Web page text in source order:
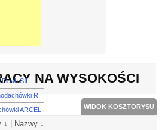
SIL
R
ARCEL
100 x
NA WYSOKOŚCI
WIDOK KOSZTORYSU
↓ Nazwy ↓